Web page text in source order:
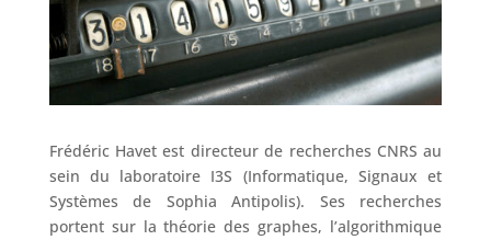
Frédéric Havet est directeur de recherches CNRS au
sein du laboratoire I3S (Informatique, Signaux et
Systèmes de Sophia Antipolis). Ses recherches
portent sur la théorie des graphes, l’algorithmique